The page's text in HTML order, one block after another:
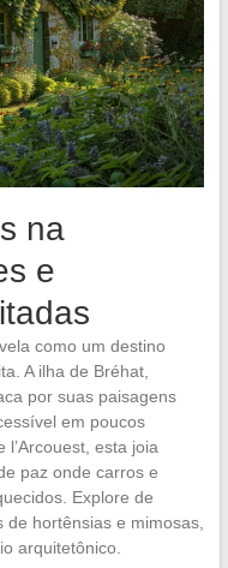
na
e
como um destino
A ilha de Bréhat,
por suas paisagens
em poucos
esta joia
paz onde carros e
Explore de
hortênsias e mimosas,
arquitetônico.